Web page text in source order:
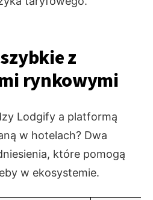
z
rynkowymi
Lodgify a platformą
w hotelach? Dwa
które pomogą
w ekosystemie.